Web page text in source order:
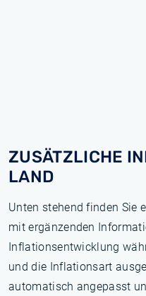
ZUSÄTZLICHE
LAND
Unten stehend finden Sie
mit ergänzenden
Inflationsentwicklung
und die Inflationsart
automatisch angepasst